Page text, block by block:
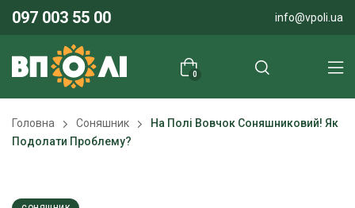
097 003 55 00 info@vpoli.ua
0
Головна Соняшник
На Полі Вовчок Соняшниковий! Як
Подолати Проблему?